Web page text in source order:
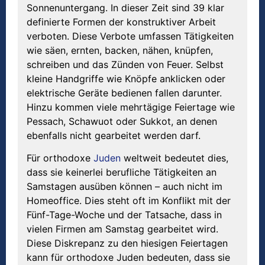
Sonnenuntergang. In dieser Zeit sind 39 klar
definierte Formen der konstruktiver Arbeit
verboten. Diese Verbote umfassen Tätigkeiten
wie säen, ernten, backen, nähen, knüpfen,
schreiben und das Zünden von Feuer. Selbst
kleine Handgriffe wie Knöpfe anklicken oder
elektrische Geräte bedienen fallen darunter.
Hinzu kommen viele mehrtägige Feiertage wie
Pessach, Schawuot oder Sukkot, an denen
ebenfalls nicht gearbeitet werden darf.
Für orthodoxe Juden weltweit bedeutet dies,
dass sie keinerlei berufliche Tätigkeiten an
Samstagen ausüben können – auch nicht im
Homeoffice. Dies steht oft im Konflikt mit der
Fünf-Tage-Woche und der Tatsache, dass in
vielen Firmen am Samstag gearbeitet wird.
Diese Diskrepanz zu den hiesigen Feiertagen
kann für orthodoxe Juden bedeuten, dass sie